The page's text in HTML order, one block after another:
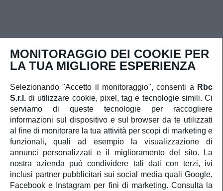
Contatti rapidi
Iscriviti alla newsletter
Ho letto e capisco la privacy policy e la cookie policy
e acconsento al trattamento dei miei dati personali.
MONITORAGGIO DEI COOKIE PER
LA TUA MIGLIORE ESPERIENZA
Selezionando "Accetto il monitoraggio", consenti a Rbc
S.r.l. di utilizzare cookie, pixel, tag e tecnologie simili. Ci
serviamo di queste tecnologie per raccogliere
informazioni sul dispositivo e sul browser da te utilizzati
al fine di monitorare la tua attività per scopi di marketing e
funzionali, quali ad esempio la visualizzazione di
annunci personalizzati e il miglioramento del sito. La
nostra azienda può condividere tali dati con terzi, ivi
inclusi partner pubblicitari sui social media quali Google,
Facebook e Instagram per fini di marketing. Consulta la